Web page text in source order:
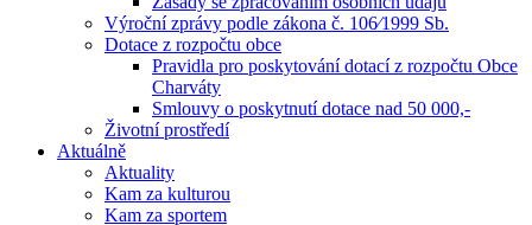
Výroční zprávy podle zákona č. 106⁄1999 Sb.
Dotace z rozpočtu obce
Pravidla pro poskytování dotací z rozpočtu Obce
Charváty
Smlouvy o poskytnutí dotace nad 50 000,-
Životní prostředí
Aktuálně
Aktuality
Kam za kulturou
Kam za sportem